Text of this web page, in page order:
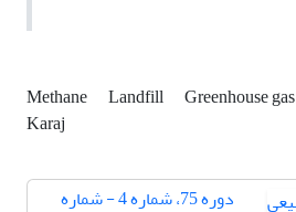
Methane Landfill Greenhouse gas
Karaj
دوره 75، شماره 4 - شماره